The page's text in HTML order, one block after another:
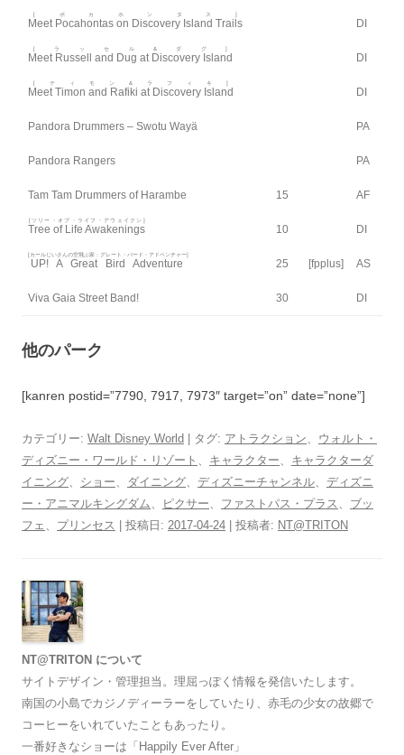
Meet Pocahontas on Discovery Island Trails
[ポカホンタス]
DI
Meet Russell and Dug at Discovery Island
[ラッセル&ダグ]
DI
Meet Timon and Rafiki at Discovery Island
[ティモン&ラフィキ]
DI
Pandora Drummers – Swotu Wayä PA
Pandora Rangers PA
Tam Tam Drummers of Harambe 15 AF
Tree of Life Awakenings
[ツリー・オブ・ライフ・アウェイクン]
10 DI
UP! A Great Bird Adventure
[カールじいさんの空飛ぶ家：グレート・バード・アドベンチャー]
25 [fpplus] AS
Viva Gaia Street Band! 30 DI
他のパーク
[kanren postid=”7790, 7917, 7973″ target=”on” date=”none”]
カテゴリー: Walt Disney World | タグ: アトラクション、 ウォルト・
ディズニー・ワールド・リゾート 、 キャラクター、 キャラクターダ
イニング、 ショー、 ダイニング、 ディズニーチャンネル、 ディズニ
ー・アニマルキングダム、 ピクサー、 ファストパス・プラス 、 ブッ
フェ 、 プリンセス | 投稿日: 2017-04-24 投稿者: NT@TRITON
NT@TRITON について
サイトデザイン・管理担当。理屈っぽく情報を発信いたします。
南国の小島でカジノディーラーをしていたり、赤毛の少女の故郷で
コーヒーをいれていたこともあったり。
一番好きなショーは「Happily Ever After」